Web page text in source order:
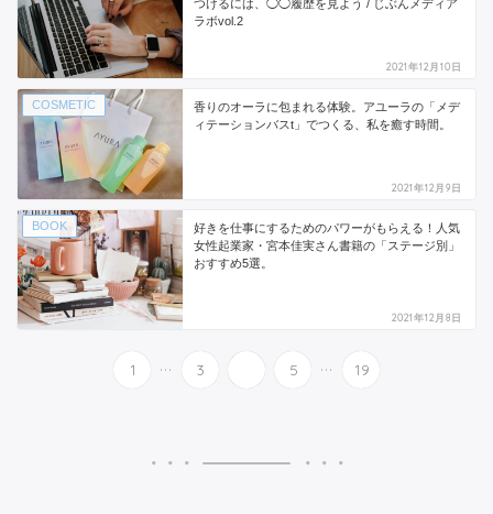
つけるには、◯◯履歴を見よう / じぶんメディア
ラボvol.2
2021年12月10日
COSMETIC
香りのオーラに包まれる体験。アユーラの「メデ
ィテーションバスt」でつくる、私を癒す時間。
2021年12月9日
BOOK
好きを仕事にするためのパワーがもらえる！人気
女性起業家・宮本佳実さん書籍の「ステージ別」
おすすめ5選。
2021年12月8日
1 ... 3 5 ... 19